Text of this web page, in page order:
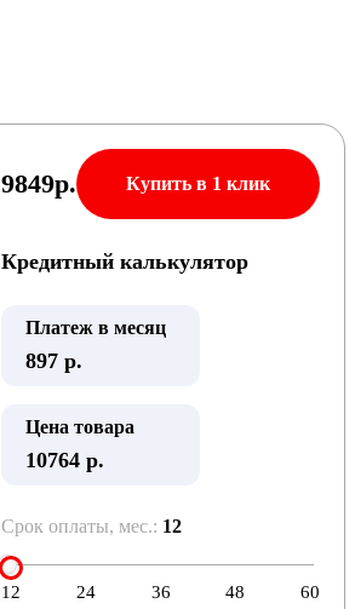
9849р. Купить в 1 клик
Кредитный калькулятор
Платеж в месяц
897 р.
Цена товара
10764 р.
Срок оплаты, мес.: 12
12 24 36 48 60